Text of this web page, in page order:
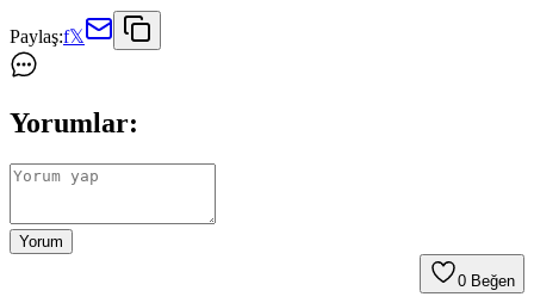
Paylaş:f𝕏
Yorumlar:
Yorum
0 Beğen